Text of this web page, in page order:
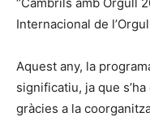
Internacional de
Aquest any, la
significatiu, ja que
gràcies a la